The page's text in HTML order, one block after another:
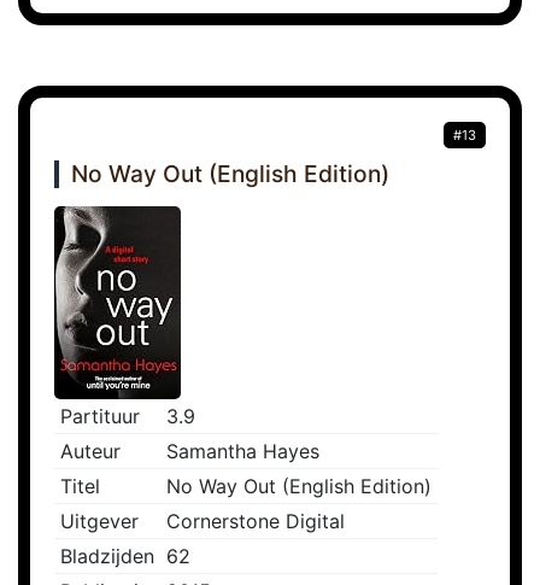
#13
No Way Out (English Edition)
Partituur
3.9
Auteur
Samantha Hayes
Titel
No Way Out (English Edition)
Uitgever
Cornerstone Digital
Bladzijden 62